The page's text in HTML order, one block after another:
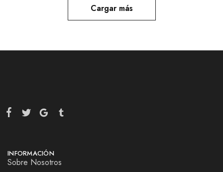
Cargar más
INFORMACIÓN
Sobre Nosotros